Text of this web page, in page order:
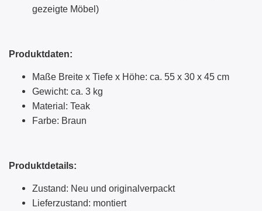
gezeigte Möbel)
Produktdaten:
Maße Breite x Tiefe x Höhe: ca. 55 x 30 x 45 cm
Gewicht: ca. 3 kg
Material: Teak
Farbe: Braun
Produktdetails:
Zustand: Neu und originalverpackt
Lieferzustand: montiert